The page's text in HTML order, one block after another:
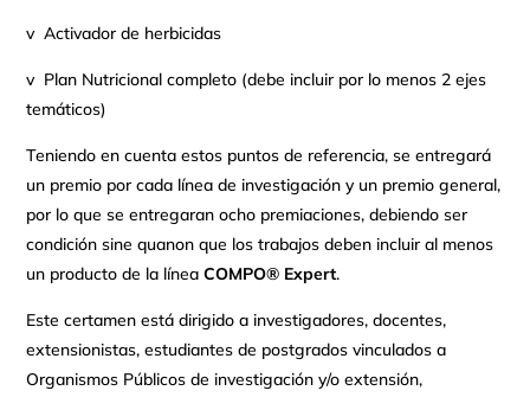
v Activador de herbicidas
v Plan Nutricional completo (debe incluir por lo menos 2 ejes
temáticos)
Teniendo en cuenta estos puntos de referencia, se entregará
un premio por cada línea de investigación y un premio general,
por lo que se entregaran ocho premiaciones, debiendo ser
condición sine quanon que los trabajos deben incluir al menos
un producto de la líneaCOMPO® Expert.
Este certamen está dirigido a investigadores, docentes,
extensionistas, estudiantes de postgrados vinculados a
Organismos Públicos de investigación y/o extensión,